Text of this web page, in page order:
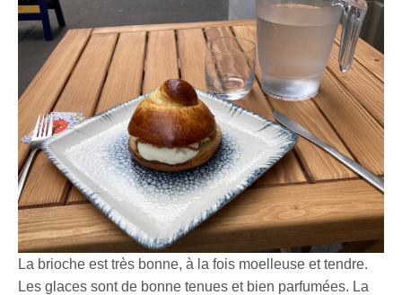
La brioche est très bonne, à la fois moelleuse et tendre.
Les glaces sont de bonne tenues et bien parfumées. La